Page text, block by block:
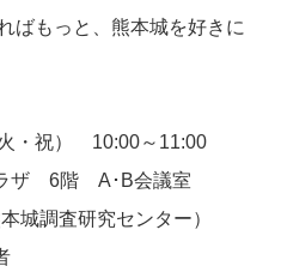
ばもっと、熊本城を好きに
・祝） 10:00～11:00
ザ 6階 A･B会議室
城調査研究センター）